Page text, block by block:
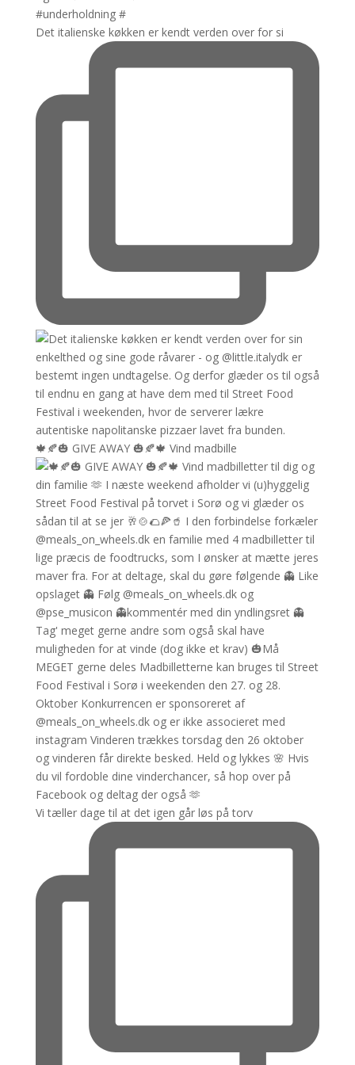
Det italienske køkken er kendt verden over for si
🍁🍂🎃 GIVE AWAY 🎃🍂🍁 Vind madbille
Vi tæller dage til at det igen går løs på torv